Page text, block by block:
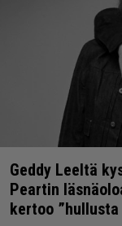
Geddy Leeltä
Peartin
kertoo